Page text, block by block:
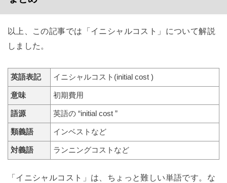
以上、この記事では「イニシャルコスト」について解説
しました。
英語表記 イニシャルコスト(initial cost )
意味 初期費用
語源 英語の “initial cost ”
類義語 インベストなど
対義語 ランニングコストなど
「イニシャルコスト」は、ちょっと難しい単語です。な